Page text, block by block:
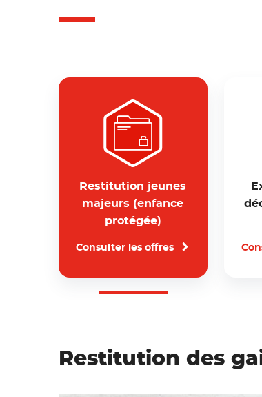
Restitution jeunes
majeurs (enfance
protégée)
Consulter les offres
(sélectionné)
Restitution des